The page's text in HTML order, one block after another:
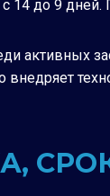
14 до 9
активных